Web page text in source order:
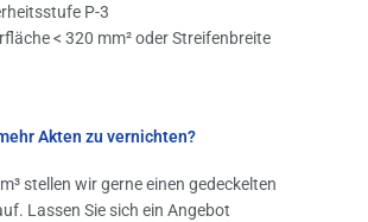
P-3
< 320 mm² oder Streifenbreite
Akten zu vernichten?
stellen wir gerne einen gedeckelten
Lassen Sie sich ein Angebot